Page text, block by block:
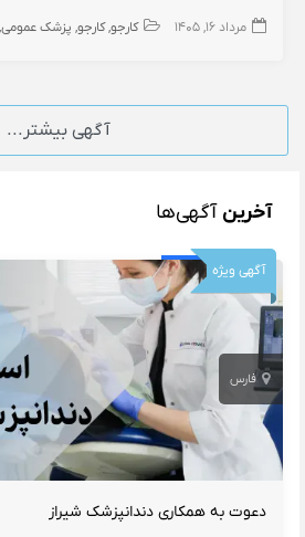
مرداد ۱۶, ۱۴۰۵ کارجو کارجو پزشک عمومی
آگهی بیشتر...
آخرین آگهی‌ها
آگهی ویژه
فارس
دعوت به همکاری دندانپزشک شیراز